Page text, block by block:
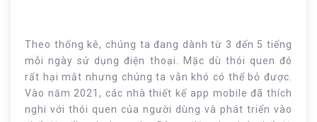
Theo thống kê, chúng ta đang dành từ 3 đến 5 tiếng
mỗi ngày sử dụng điện thoại. Mặc dù thói quen đó
rất hại mắt nhưng chúng ta vẫn khó có thể bỏ được.
Vào năm 2021, các nhà thiết kế app mobile đã thích
nghi với thói quen của người dùng và phát triển vào